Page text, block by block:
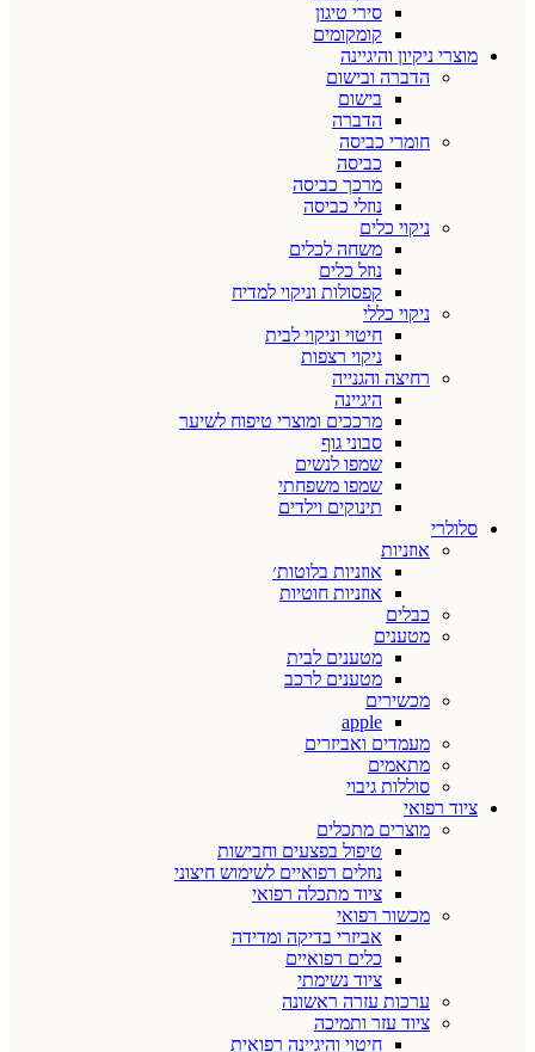
סירי טיגון
קומקומים
מוצרי ניקיון והיגיינה
הדברה ובישום
בישום
הדברה
חומרי כביסה
כביסה
מרכך כביסה
נוזלי כביסה
ניקוי כלים
משחה לכלים
נוזל כלים
קפסולות וניקוי למדיח
ניקוי כללי
חיטוי וניקוי לבית
ניקוי רצפות
רחיצה והגנייה
היגיינה
מרככים ומוצרי טיפוח לשיער
סבוני גוף
שמפו לנשים
שמפו משפחתי
תינוקים וילדים
סלולרי
אוזניות
אוזניות בלוטות׳
אוזניות חוטיות
כבלים
מטענים
מטענים לבית
מטענים לרכב
מכשירים
apple
מעמדים ואביזרים
מתאמים
סוללות גיבוי
ציוד רפואי
מוצרים מתכלים
טיפול בפצעים וחבישות
נוזלים רפואיים לשימוש חיצוני
ציוד מתכלה רפואי
מכשור רפואי
אביזרי בדיקה ומדידה
כלים רפואיים
ציוד נשימתי
ערכות עזרה ראשונה
ציוד עזר ותמיכה
חיטוי והיגיינה רפואית